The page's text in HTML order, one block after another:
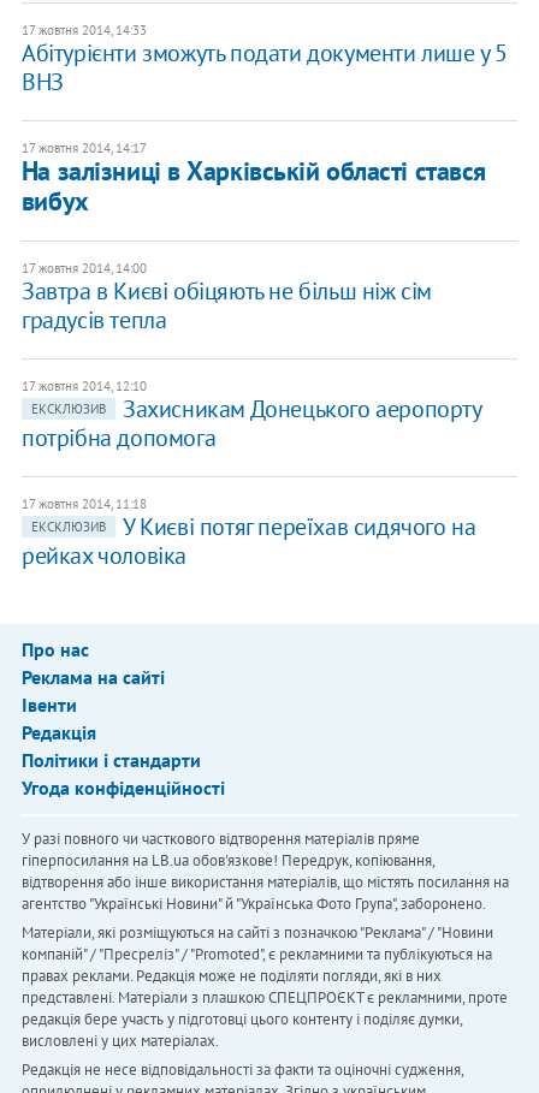
17 жовтня 2014, 14:33
Абітурієнти зможуть подати документи лише у 5
ВНЗ
17 жовтня 2014, 14:17
На залізниці в Харківській області стався
вибух
17 жовтня 2014, 14:00
Завтра в Києві обіцяють не більш ніж сім
градусів тепла
17 жовтня 2014, 12:10
ЕКСКЛЮЗИВ
Захисникам Донецького аеропорту
потрібна допомога
17 жовтня 2014, 11:18
ЕКСКЛЮЗИВ
У Києві потяг переїхав сидячого на
рейках чоловіка
Про нас
Реклама на сайті
Івенти
Редакція
Політики і стандарти
Угода конфіденційності
У разі повного чи часткового відтворення матеріалів пряме
гіперпосилання на LB.ua обов'язкове! Передрук, копіювання,
відтворення або інше використання матеріалів, що містять посилання на
агентство "Українськi Новини" й "Українська Фото Група", заборонено.
Матеріали, які розміщуються на сайті з позначкою "Реклама" / "Новини
компаній" / "Пресреліз" / "Promoted", є рекламними та публікуються на
правах реклами. Редакція може не поділяти погляди, які в них
представлені. Матеріали з плашкою СПЕЦПРОЄКТ є рекламними, проте
редакція бере участь у підготовці цього контенту і поділяє думки,
висловлені у цих матеріалах.
Редакція не несе відповідальності за факти та оціночні судження,